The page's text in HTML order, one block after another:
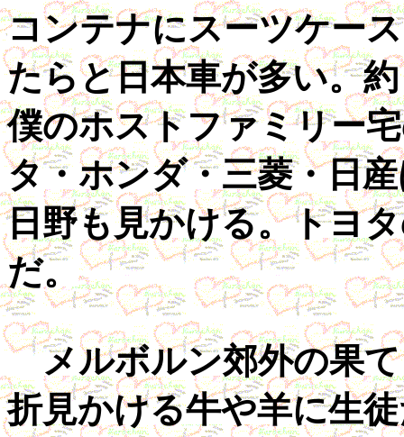
コンテナにスーツケー
たらと日本車が多い。
僕のホストファミリー
タ・ホンダ・三菱・日
日野も見かける。トヨ
だ。
メルボルン郊外の果て
折見かける牛や羊に生